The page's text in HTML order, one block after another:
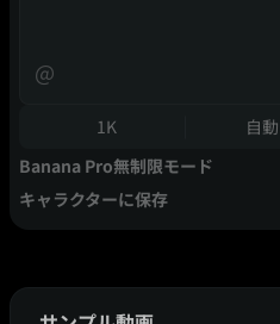
@
1K 自動
Banana Pro無制限モード
キャラクターに保存